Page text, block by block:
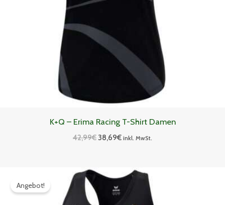
K+Q – Erima Racing T-Shirt Damen
42,99€ 38,69€ inkl. MwSt.
Angebot!
Ursprünglicher
Preis
39,99€
Aktueller
Preis